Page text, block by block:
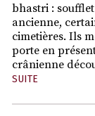
bhastri :
ancienne,
cimetières. Ils
porte en
crânienne
SUITE